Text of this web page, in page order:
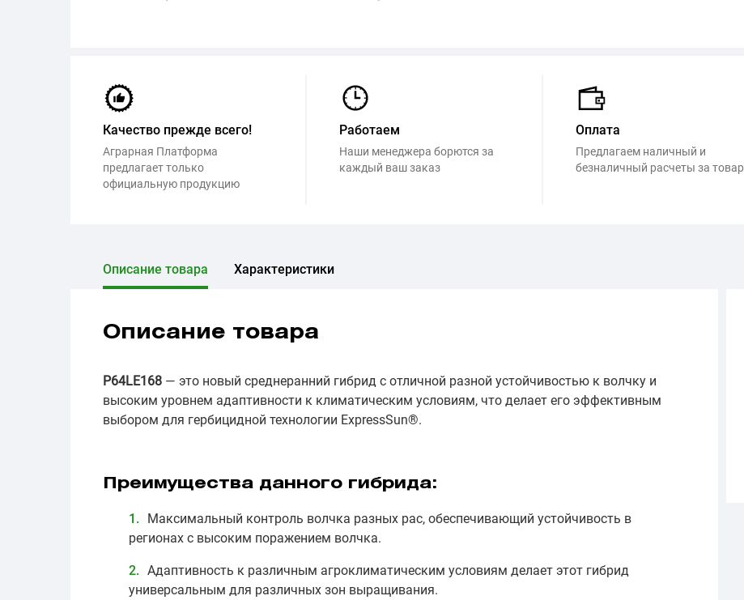
Качество прежде всего!
Аграрная Платформа
предлагает только
официальную продукцию
Работаем
Наши менеджера борются за
каждый ваш заказ
Оплата
Предлагаем наличный и
безналичный расчеты за товар
Описание товара Характеристики
Описание товара
P64LE168 — это новый среднеранний гибрид с отличной разной устойчивостью к волчку и
высоким уровнем адаптивности к климатическим условиям, что делает его эффективным
выбором для гербицидной технологии ExpressSun®.
Преимущества данного гибрида:
Максимальный контроль волчка разных рас, обеспечивающий устойчивость в
регионах с высоким поражением волчка.
Адаптивность к различным агроклиматическим условиям делает этот гибрид
универсальным для различных зон выращивания.